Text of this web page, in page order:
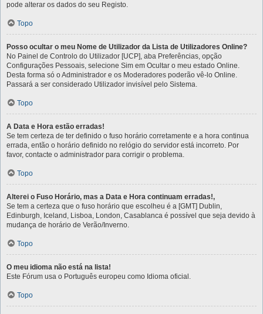
pode alterar os dados do seu Registo.
Topo
Posso ocultar o meu Nome de Utilizador da Lista de Utilizadores Online?
No Painel de Controlo do Utilizador [UCP], aba Preferências, opção
Configurações Pessoais, selecione Sim em Ocultar o meu estado Online.
Desta forma só o Administrador e os Moderadores poderão vê-lo Online.
Passará a ser considerado Utilizador invisível pelo Sistema.
Topo
A Data e Hora estão erradas!
Se tem certeza de ter definido o fuso horário corretamente e a hora continua
errada, então o horário definido no relógio do servidor está incorreto. Por
favor, contacte o administrador para corrigir o problema.
Topo
Alterei o Fuso Horário, mas a Data e Hora continuam erradas!,
Se tem a certeza que o fuso horário que escolheu é a [GMT] Dublin,
Edinburgh, Iceland, Lisboa, London, Casablanca é possível que seja devido à
mudança de horário de Verão/Inverno.
Topo
O meu idioma não está na lista!
Este Fórum usa o Português europeu como Idioma oficial.
Topo